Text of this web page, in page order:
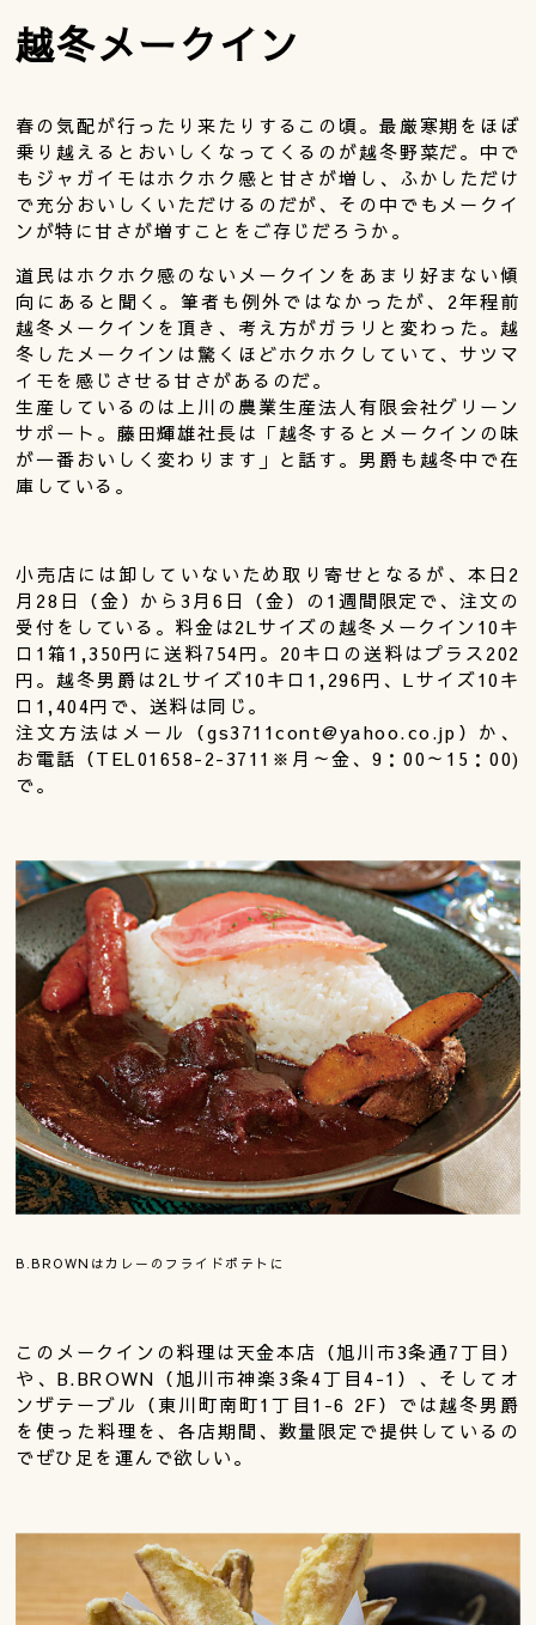
越冬メークイン
春の気配が行ったり来たりするこの頃。最厳寒期をほぼ
乗り越えるとおいしくなってくるのが越冬野菜だ。中で
もジャガイモはホクホク感と甘さが増し、ふかしただけ
で充分おいしくいただけるのだが、その中でもメークイ
ンが特に甘さが増すことをご存じだろうか。
道民はホクホク感のないメークインをあまり好まない傾
向にあると聞く。筆者も例外ではなかったが、2年程前
越冬メークインを頂き、考え方がガラリと変わった。越
冬したメークインは驚くほどホクホクしていて、サツマ
イモを感じさせる甘さがあるのだ。
生産しているのは上川の農業生産法人有限会社グリーン
サポート。藤田輝雄社長は「越冬するとメークインの味
が一番おいしく変わります」と話す。男爵も越冬中で在
庫している。
小売店には卸していないため取り寄せとなるが、本日2
月28日（金）から3月6日（金）の1週間限定で、注文の
受付をしている。料金は2Lサイズの越冬メークイン10キ
ロ1箱1,350円に送料754円。20キロの送料はプラス202
円。越冬男爵は2Lサイズ10キロ1,296円、Lサイズ10キ
ロ1,404円で、送料は同じ。
注文方法はメール（gs3711cont@yahoo.co.jp）か、
お電話（TEL01658-2-3711※月～金、9：00～15：00)
で。
B.BROWNはカレーのフライドポテトに
このメークインの料理は天金本店（旭川市3条通7丁目）
や、B.BROWN（旭川市神楽3条4丁目4-1）、そしてオ
ンザテーブル（東川町南町1丁目1-6 2F）では越冬男爵
を使った料理を、各店期間、数量限定で提供しているの
でぜひ足を運んで欲しい。